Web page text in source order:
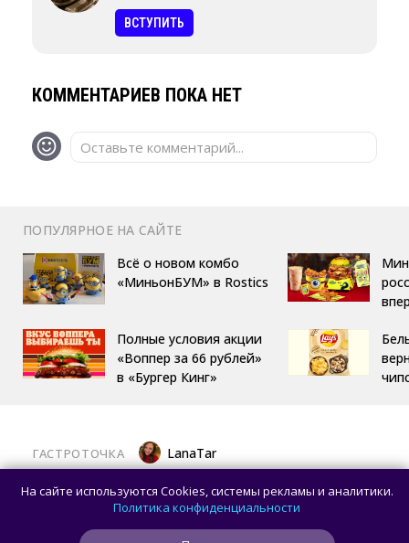
ВСТУПИТЬ
КОММЕНТАРИЕВ ПОКА НЕТ
Оставьте комментарий...
ПОПУЛЯРНОЕ НА САЙТЕ
Всё о новом комбо
«МиньонБУМ» в Rostics
Полные условия акции
«Воппер за 66 рублей»
в «Бургер Кинг»
ГАСТРОТОЧКА LanaTar
Хочешь тропический мист для тела?
Делай заказ в OMG Coffee
На сайте используются Cookies, системы рекламы и аналитики.
Политика конфиденциальности